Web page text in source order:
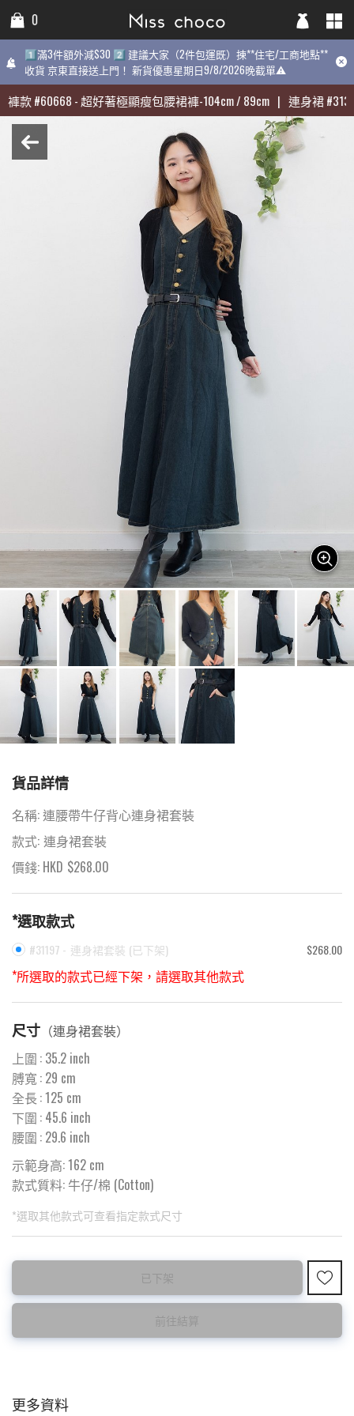
0
1️⃣滿3件額外減$30 2️⃣ 建議大家（2件包運既）揀**住宅/工商地點**
收貨 京東直接送上門！ 新貨優惠星期日9/8/2026晚截單⚠️
褲款#60668- 超好著極顯瘦包腰裙褲-104cm / 89cm | 連身裙#31398
0
1️⃣滿3件額外減$30 2️⃣ 建議大家（2件包運既）揀**住宅/工商地點**
收貨 京東直接送上門！ 新貨優惠星期日9/8/2026晚截單⚠️
褲款#60668- 超好著極顯瘦包腰裙褲-104cm / 89cm | 連身裙#31398
1️⃣滿3件額外減$30 2️⃣ 建議大家（2件包運既）揀**住宅/工商地點**
9/8/2026晚截單⚠️
熱賣: 褲款# 60668-超好著極顯瘦包腰裙褲-104cm / 89cm | 連身
貨品詳情
名稱:連腰帶牛仔背心連身裙套裝
款式: 連身裙套裝
價錢: HKD $268.00
*選取款式
#31197 - 連身裙套裝 (已下架) $268.00
*所選取的款式已經下架，請選取其他款式
尺寸 （連身裙套裝）
上圍 : 35.2 inch
膊寬 : 29 cm
全長 :125 cm
下圍 : 45.6 inch
腰圍 : 29.6 inch
示範身高: 162 cm
款式質料: 牛仔/棉 (Cotton)
*選取其他款式可查看指定款式尺寸
此為預購品
預購10~15天到貨 ⚠️
此為減價貨品
特價品不設退換，購買前請先確認所列出的尺碼是否合適。
已下架
前往結算
更多資料